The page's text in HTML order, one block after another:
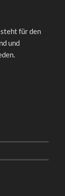
für den
und